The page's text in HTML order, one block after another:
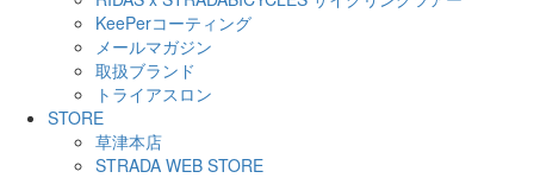
KeePerコーティング
メールマガジン
取扱ブランド
トライアスロン
STORE
草津本店
STRADA WEB STORE